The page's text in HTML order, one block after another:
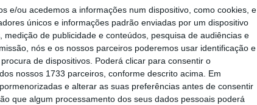
e/ou acedemos a informações num dispositivo, como cookies, e
únicos e informações padrão enviadas por um dispositivo
de publicidade e conteúdos, pesquisa de audiências e
nós e os nossos parceiros poderemos usar identificação e
de dispositivos. Poderá clicar para consentir o
nossos 1733 parceiros, conforme descrito acima. Em
e alterar as suas preferências antes de consentir
que algum processamento dos seus dados pessoais poderá